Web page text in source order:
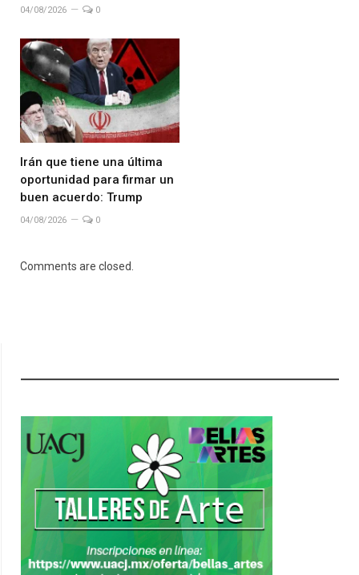
04/08/2026 0
Irán que tiene una última
oportunidad para firmar un
buen acuerdo: Trump
04/08/2026 0
Comments are closed.